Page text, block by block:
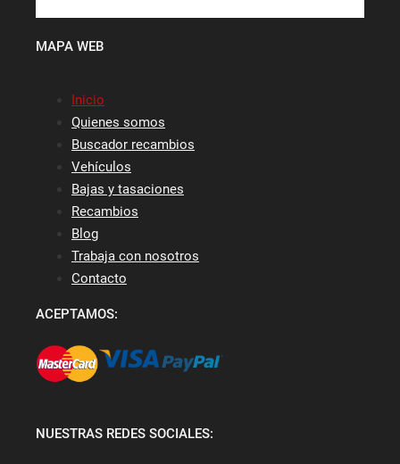
MAPA WEB
Inicio
Quienes somos
Buscador recambios
Vehículos
Bajas y tasaciones
Recambios
Blog
Trabaja con nosotros
Contacto
ACEPTAMOS:
NUESTRAS REDES SOCIALES: